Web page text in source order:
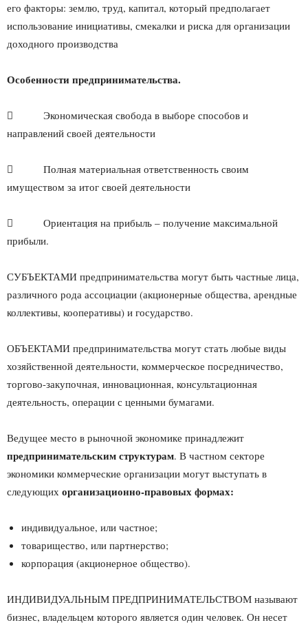
его факторы: землю, труд, капитал, который предполагает
использование инициативы, смекалки и риска для организации
доходного производства
Особенности предпринимательства.
 Экономическая свобода в выборе способов и
направлений своей деятельности
 Полная материальная ответственность своим
имуществом за итог своей деятельности
 Ориентация на прибыль – получение максимальной
прибыли.
СУБЪЕКТАМИ предпринимательства могут быть частные лица,
различного рода ассоциации (акционерные общества, арендные
кол­лективы, кооперативы) и государство.
ОБЪЕКТАМИ предпринимательства могут стать любые виды
хозяйственной деятельности, коммерческое посредничество,
торго­во-закупочная, инновационная, консультационная
деятельность, операции с ценными бумагами.
Ведущее место в рыночной экономике принадлежит
предпринимательским структурам. В частном секторе
экономики коммерческие организации могут выступать в
следующих организационно-правовых формах:
индивидуальное, или частное;
товарищество, или партнерство;
корпорация (акционерное общество).
ИНДИВИДУАЛЬНЫМ ПРЕДПРИНИМАТЕЛЬСТВОМ называ­ют
бизнес, владельцем которого является один человек. Он несет